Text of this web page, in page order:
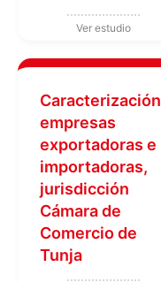
Caracterización
empresas
exportadoras e
importadoras,
jurisdicción
Cámara de
Comercio de
Tunja